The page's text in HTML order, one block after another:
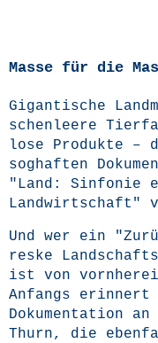
Masse für die
Gigan­ti­sche
schen­lee­re
lo­se Pro­duk­te –
sog­haf­ten
"Land: Sin­fo­nie
Land­wirt­schaft"
Und wer ein
res­ke
ist von
Anfangs erin­nert
Doku­men­ta­ti­on
Thurn, die